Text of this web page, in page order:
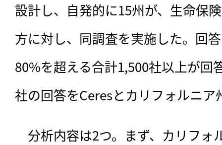
設計し、自発的に15州が、生命保
方に対し、同調査を実施した。回
80%を超える合計1,500社以上が回
社の回答をCeresとカリフォルニ
分析内容は2つ。まず、カリフォ